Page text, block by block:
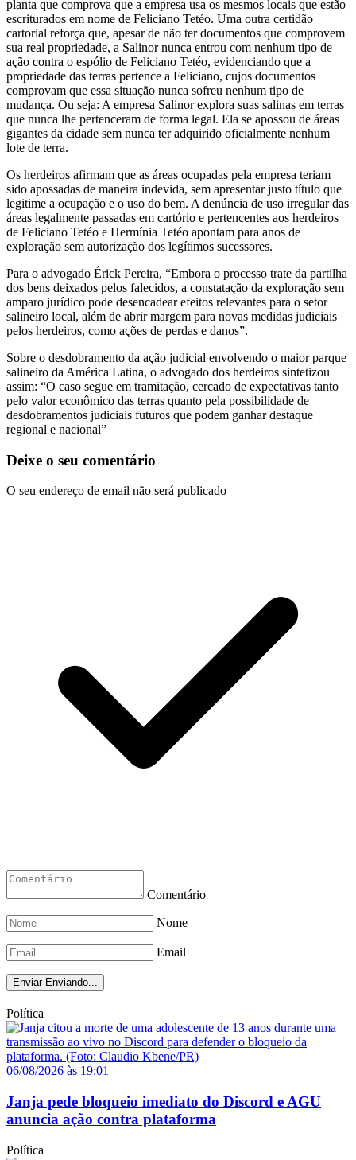
planta que comprova que a empresa usa os mesmos locais que estão
escriturados em nome de Feliciano Tetéo. Uma outra certidão
cartorial reforça que, apesar de não ter documentos que comprovem
sua real propriedade, a Salinor nunca entrou com nenhum tipo de
ação contra o espólio de Feliciano Tetéo, evidenciando que a
propriedade das terras pertence a Feliciano, cujos documentos
comprovam que essa situação nunca sofreu nenhum tipo de
mudança. Ou seja: A empresa Salinor explora suas salinas em terras
que nunca lhe pertenceram de forma legal. Ela se apossou de áreas
gigantes da cidade sem nunca ter adquirido oficialmente nenhum
lote de terra.
Os herdeiros afirmam que as áreas ocupadas pela empresa teriam
sido apossadas de maneira indevida, sem apresentar justo título que
legitime a ocupação e o uso do bem. A denúncia de uso irregular das
áreas legalmente passadas em cartório e pertencentes aos herdeiros
de Feliciano Tetéo e Hermínia Tetéo apontam para anos de
exploração sem autorização dos legítimos sucessores.
Para o advogado Érick Pereira, “Embora o processo trate da partilha
dos bens deixados pelos falecidos, a constatação da exploração sem
amparo jurídico pode desencadear efeitos relevantes para o setor
salineiro local, além de abrir margem para novas medidas judiciais
pelos herdeiros, como ações de perdas e danos”.
Sobre o desdobramento da ação judicial envolvendo o maior parque
salineiro da América Latina, o advogado dos herdeiros sintetizou
assim: “O caso segue em tramitação, cercado de expectativas tanto
pelo valor econômico das terras quanto pela possibilidade de
desdobramentos judiciais futuros que podem ganhar destaque
regional e nacional”
Deixe o seu comentário
O seu endereço de email não será publicado
Comentário
Nome
Email
Enviar Enviando...
Política
06/08/2026 às 19:01
Janja pede bloqueio imediato do Discord e AGU
anuncia ação contra plataforma
Política